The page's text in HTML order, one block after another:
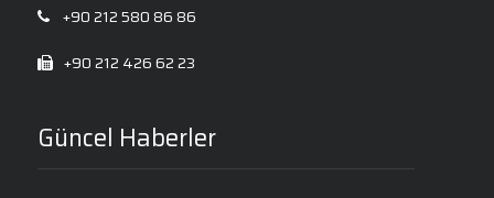
+90 212 580 86 86
+90 212 426 62 23
Güncel Haberler